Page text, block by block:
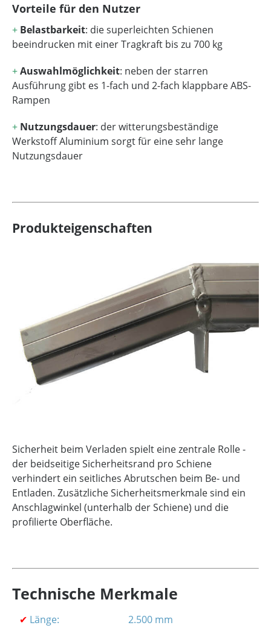
Vorteile für den Nutzer
+ Belastbarkeit: die superleichten Schienen
beeindrucken mit einer Tragkraft bis zu 700 kg
+Auswahlmöglichkeit: neben der starren
Ausführung gibt es 1-fach und 2-fach klappbare ABS-
Rampen
+ Nutzungsdauer: der witterungsbeständige
Werkstoff Aluminium sorgt für eine sehr lange
Nutzungsdauer
Produkteigenschaften
Sicherheit beim Verladen spielt eine zentrale Rolle -
der beidseitige Sicherheitsrand pro Schiene
verhindert ein seitliches Abrutschen beim Be- und
Entladen. Zusätzliche Sicherheitsmerkmale sind ein
Anschlagwinkel (unterhalb der Schiene) und die
profilierte Oberfläche.
Technische Merkmale
✔ Länge: 2.500 mm